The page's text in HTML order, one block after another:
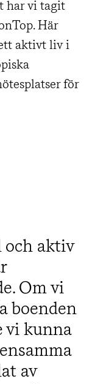
har vi tagit
Här
aktivt liv i
för
och aktiv
Om vi
boenden
vi kunna
av